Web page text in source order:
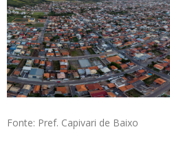
Fonte: Pref. Capivari de Baixo